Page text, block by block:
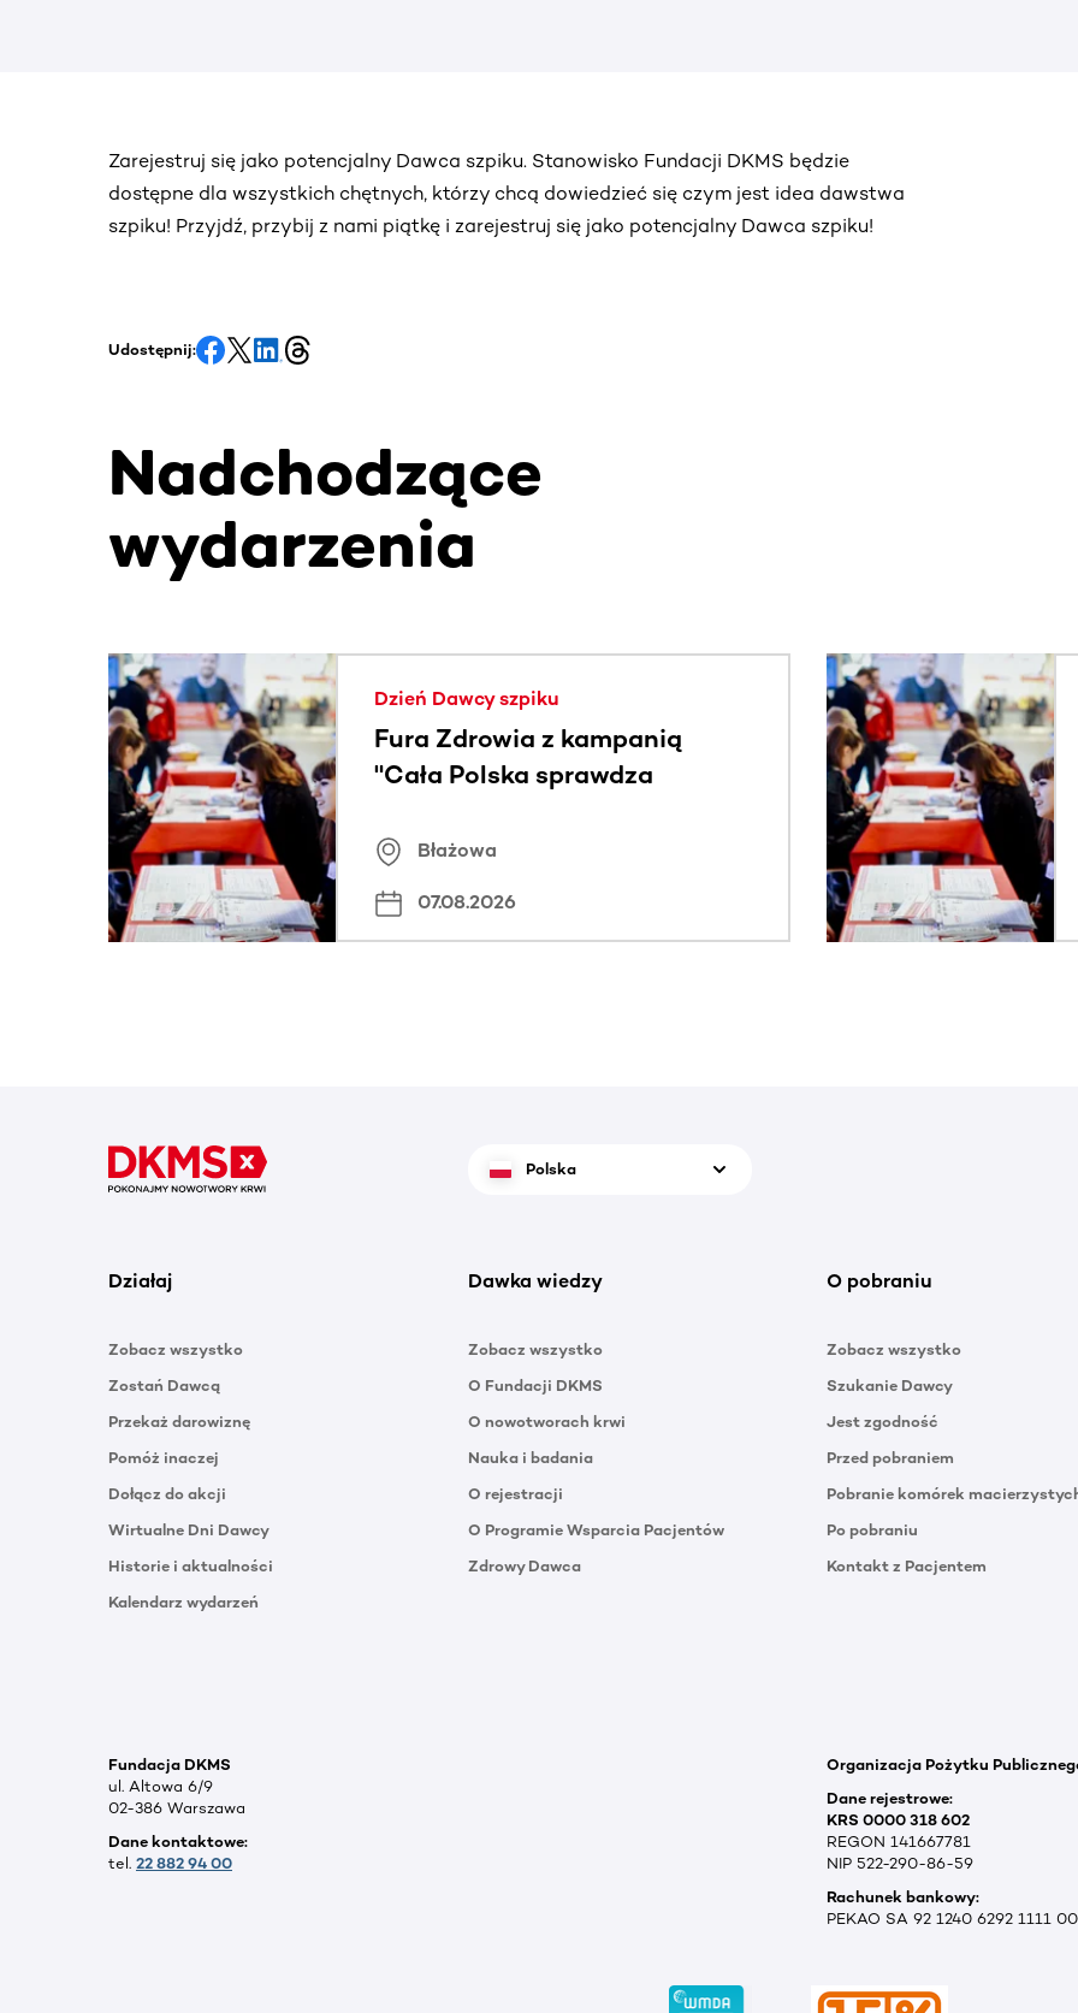
Zarejestruj się jako potencjalny Dawca szpiku. Stanowisko Fundacji DKMS będzie
dostępne dla wszystkich chętnych, którzy chcą dowiedzieć się czym jest idea dawstwa
szpiku! Przyjdź, przybij z nami piątkę i zarejestruj się jako potencjalny Dawca szpiku!
Udostępnij:
Nadchodzące
wydarzenia
Ta sekcja zawiera treści przewijane w poziomie. Użyj klawisza Tab lub przesuń palcem, aby zobaczyć
Dzień Dawcy szpiku
Fura Zdrowia z kampanią
"Cała Polska sprawdza
Błażowa
07.08.2026
Polska
Działaj
Zobacz wszystko
Zostań Dawcą
Przekaż darowiznę
Pomóż inaczej
Dołącz do akcji
Wirtualne Dni Dawcy
Historie i aktualności
Kalendarz wydarzeń
Dawka wiedzy
Zobacz wszystko
O Fundacji DKMS
O nowotworach krwi
Nauka i badania
O rejestracji
O Programie Wsparcia Pacjentów
Zdrowy Dawca
O pobraniu
Zobacz wszystko
Szukanie Dawcy
Jest zgodność
Przed pobraniem
Pobranie komórek
Po pobraniu
Kontakt z Pacjentem
Fundacja DKMS
ul. Altowa 6/9
02-386 Warszawa
Dane kontaktowe:
tel. 22 882 94 00
Organizacja Pożytku
Dane rejestrowe:
KRS 0000 318 602
REGON 141667781
NIP 522-290-86-59
Rachunek bankowy:
PEKAO SA 92 1240 6292 1111